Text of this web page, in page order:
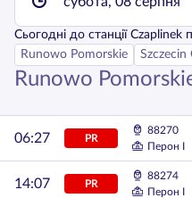
Сьогодні до станції Czaplinek
Runowo Pomorskie
Szczecin
Runowo
06:27 PR
88270
Перон I
14:07 PR
88274
Перон I